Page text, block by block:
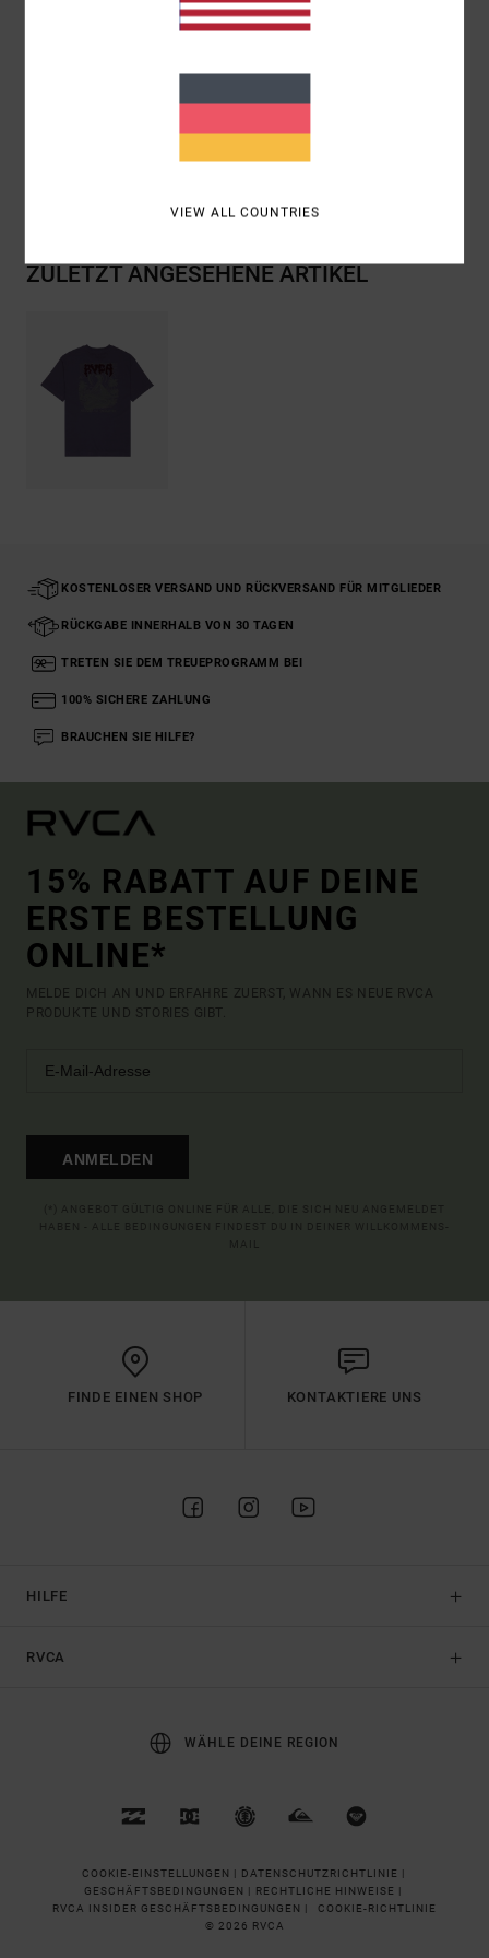
Vorder- Und Rückseite Sind Mit Chenille-
Zusammensetzung[Hauptstoff] 100 % Bio-Baumwolle
ZULETZT ANGESEHENE ARTIKEL
KOSTENLOSER VERSAND UND RÜCKVERSAND FÜR MITGLIEDER
RÜCKGABE INNERHALB VON 30 TAGEN
TRETEN SIE DEM TREUEPROGRAMM BEI
100% SICHERE ZAHLUNG
BRAUCHEN SIE HILFE?
15% RABATT AUF DEINE
ERSTE BESTELLUNG
ONLINE*
MELDE DICH AN UND ERFAHRE ZUERST, WANN ES NEUE RVCA
PRODUKTE UND STORIES GIBT.
ANMELDEN
FINDE EINEN SHOP KONTAKTIERE UNS
HILFE
RVCA
WÄHLE DEINE REGION
COOKIE-EINSTELLUNGEN | DATENSCHUTZRICHTLINIE |
GESCHÄFTSBEDINGUNGEN | RECHTLICHE HINWEISE |
RVCA INSIDER GESCHÄFTSBEDINGUNGEN |
COOKIE-RICHTLINIE
© 2026 RVCA
VIEW ALL COUNTRIES